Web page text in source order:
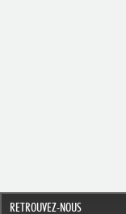
RETROUVEZ-NOUS